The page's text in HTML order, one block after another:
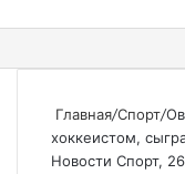
Главная/Спорт/
хоккеистом,
Новости Спорт,